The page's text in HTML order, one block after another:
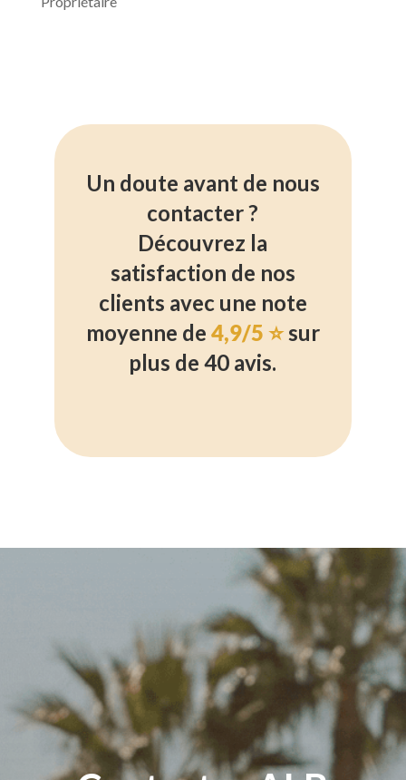
Un doute avant de nous
contacter ?
Découvrez la
satisfaction de nos
clients avec une note
moyenne de 4,9/5 ⭐sur
plus de 40 avis.